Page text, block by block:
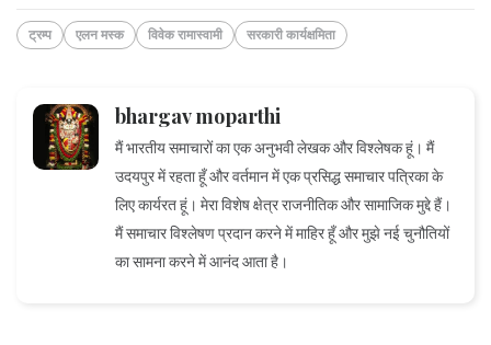
ट्रम्प एलन मस्क विवेक रामास्वामी सरकारी कार्यक्षमिता
bhargav moparthi
मैं भारतीय समाचारों का एक अनुभवी लेखक और विश्लेषक हूं। मैं
उदयपुर में रहता हूँ और वर्तमान में एक प्रसिद्ध समाचार पत्रिका के
लिए कार्यरत हूं। मेरा विशेष क्षेत्र राजनीतिक और सामाजिक मुद्दे हैं।
मैं समाचार विश्लेषण प्रदान करने में माहिर हूँ और मुझे नई चुनौतियों
का सामना करने में आनंद आता है।